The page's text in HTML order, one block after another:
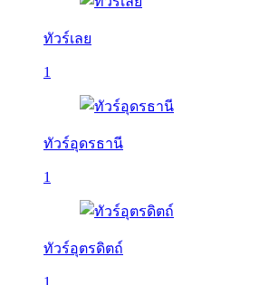
ทัวร์เลย
1
ทัวร์อุดรธานี
1
ทัวร์อุตรดิตถ์
1